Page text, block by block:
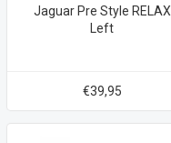
Jaguar Pre Style RELAX
Left
€39,95